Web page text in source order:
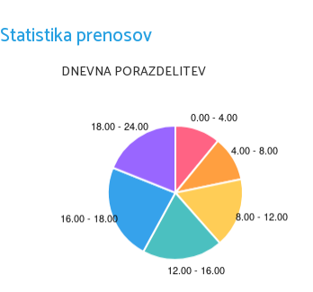
Statistika prenosov
DNEVNA PORAZDELITEV